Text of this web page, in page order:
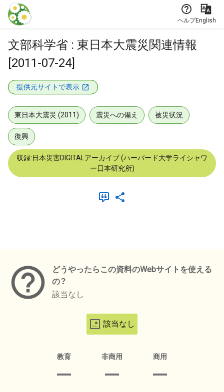
本文に飛ぶ
ヘルプEnglish
文部科学省 : 東日本大震災関連情報
[2011-07-24]
提供元サイトで表示
東日本大震災 (2011) 震災への備え 被災状況
復興
収録:日本災害DIGITALアーカイブ (ハーバード大学ライシャワ
ー日本研究所)
どうやったらこの資料のWebサイトを使える
の？
該当なし
該当なし
教育 非商用 商用